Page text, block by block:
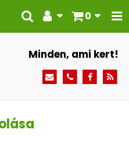
0
Minden, ami kert!